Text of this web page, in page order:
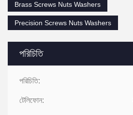
পরিচিতি
পরিচিতি:
টেলিফোন:
Brass Screws Nuts Washers
Precision Screws Nuts Washers